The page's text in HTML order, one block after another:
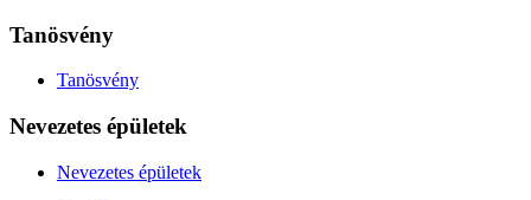
Tanösvény
Tanösvény
Nevezetes épületek
Nevezetes épületek